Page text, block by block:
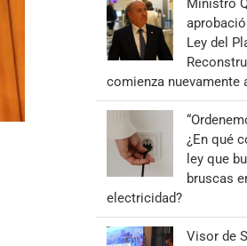
Ministro
Ley del
comienza nuevamente
¿En qué
ley que
bruscas
electricidad?
Visor de